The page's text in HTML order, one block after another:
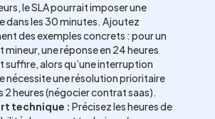
le SLA pourrait imposer une
dans les 30 minutes. Ajoutez
des exemples concrets : pour un
mineur, une réponse en 24 heures
suffire, alors qu’une interruption
nécessite une résolution prioritaire
2 heures (négocier contrat saas).
technique : Précisez les heures de